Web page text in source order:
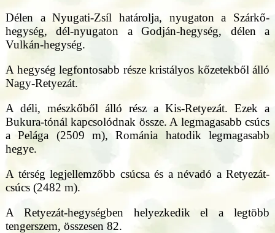
Délen a Nyugati-Zsíl határolja, nyugaton a Szárkő-
hegység, dél-nyugaton a Godján-hegység, délen a
Vulkán-hegység.
A hegység legfontosabb része kristályos kőzetekből álló
Nagy-Retyezát.
A déli, mészkőből álló rész a Kis-Retyezát. Ezek a
Bukura-tónál kapcsolódnak össze. A legmagasabb csúcs
a Pelága (2509 m), Románia hatodik legmagasabb
hegye.
A térség legjellemzőbb csúcsa és a névadó a Retyezát-
csúcs (2482 m).
A Retyezát-hegységben helyezkedik el a legtöbb
tengerszem, összesen 82.